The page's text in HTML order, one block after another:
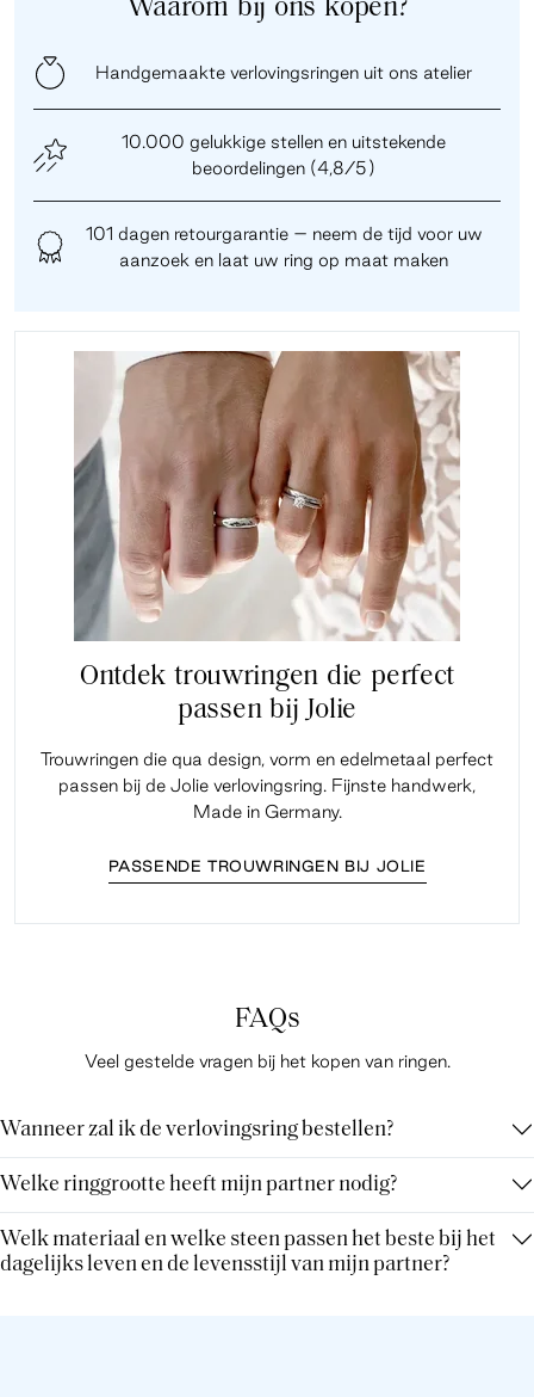
Waarom bij ons kopen?
Handgemaakte verlovingsringen uit ons atelier
10.000 gelukkige stellen en uitstekende
beoordelingen (4,8/5)
101 dagen retourgarantie – neem de tijd voor uw
aanzoek en laat uw ring op maat maken
Ontdek trouwringen die perfect
passen bij Jolie
Trouwringen die qua design, vorm en edelmetaal perfect
passen bij de Jolie verlovingsring. Fijnste handwerk,
Made in Germany.
PASSENDE TROUWRINGEN BIJ JOLIE
FAQs
Veel gestelde vragen bij het kopen van ringen.
Wanneer zal ik de verlovingsring bestellen?
Welke ringgrootte heeft mijn partner nodig?
Welk materiaal en welke steen passen het beste bij het
dagelijks leven en de levensstijl van mijn partner?